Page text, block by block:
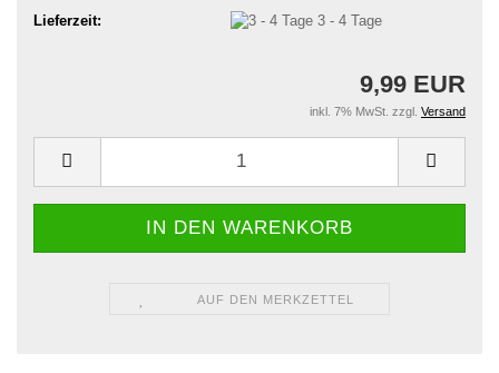
Lieferzeit:
3 - 4 Tage
9,99 EUR
inkl. 7% MwSt. zzgl. Versand
AUF DEN MERKZETTEL